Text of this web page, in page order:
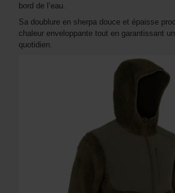
bord de l’eau.
Sa doublure en sherpa douce et épaisse
chaleur enveloppante tout en garantissant
quotidien.